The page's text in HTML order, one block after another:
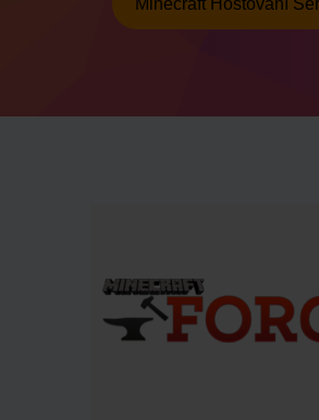
Minecraft Hostování